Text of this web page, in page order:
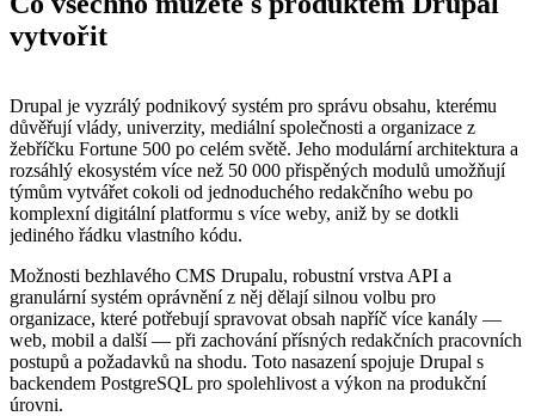
vytvořit
Drupal je vyzrálý podnikový systém pro správu obsahu, kterému
důvěřují vlády, univerzity, mediální společnosti a organizace z
žebříčku Fortune 500 po celém světě. Jeho modulární architektura a
rozsáhlý ekosystém více než 50 000 přispěných modulů umožňují
týmům vytvářet cokoli od jednoduchého redakčního webu po
komplexní digitální platformu s více weby, aniž by se dotkli
jediného řádku vlastního kódu.
Možnosti bezhlavého CMS Drupalu, robustní vrstva API a
granulární systém oprávnění z něj dělají silnou volbu pro
organizace, které potřebují spravovat obsah napříč více kanály —
web, mobil a další — při zachování přísných redakčních pracovních
postupů a požadavků na shodu. Toto nasazení spojuje Drupal s
backendem PostgreSQL pro spolehlivost a výkon na produkční
úrovni.